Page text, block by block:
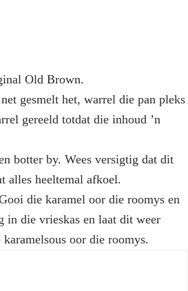
Old Brown.
gesmelt het, warrel die pan pleks
gereeld totdat die inhoud ’n
botter by. Wees versigtig dat dit
alles heeltemal afkoel.
die karamel oor die roomys en
in die vrieskas en laat dit weer
oor die roomys.